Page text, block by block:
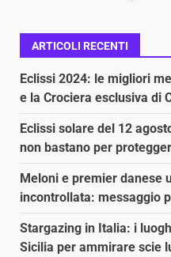
ARTICOLI RECENTI
Eclissi 2024: le migliori
e la Crociera esclusiva di
Eclissi solare del 12
non bastano per
Meloni e premier danese
incontrollata: messaggio
Stargazing in Italia: i
Sicilia per ammirare scie